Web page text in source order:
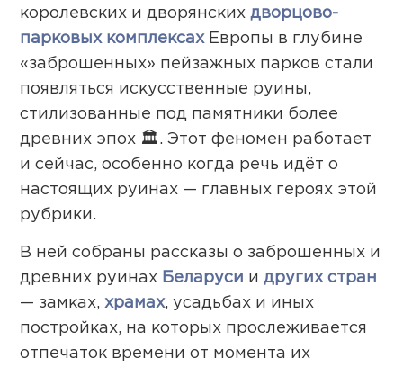
королевских и дворянскихдворцово-
парковых комплексахЕвропы в глубине
«заброшенных» пейзажных парков стали
появляться искусственные руины,
стилизованные под памятники более
древних эпох 🏛. Этот феномен работает
и сейчас, особенно когда речь идёт о
настоящих руинах — главных героях этой
рубрики.
В ней собраны рассказы о заброшенных и
древних руинах Беларуси идругих стран
— замках,храмах, усадьбах и иных
постройках, на которых прослеживается
отпечаток времени от момента их